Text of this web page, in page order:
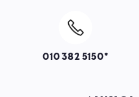
Image
010 382 5150*